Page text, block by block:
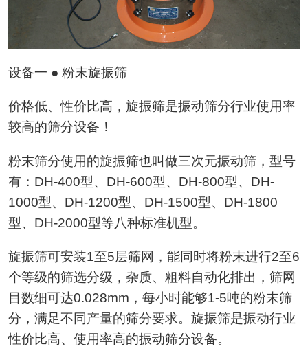
设备一 ● 粉末旋振筛
价格低、性价比高，旋振筛是振动筛分行业使用率
较高的筛分设备！
粉末筛分使用的旋振筛也叫做三次元振动筛，型号
有：DH-400型、DH-600型、DH-800型、DH-
1000型、DH-1200型、DH-1500型、DH-1800
型、DH-2000型等八种标准机型。
旋振筛可安装1至5层筛网，能同时将粉末进行2至6
个等级的筛选分级，杂质、粗料自动化排出，筛网
目数细可达0.028mm，每小时能够1-5吨的粉末筛
分，满足不同产量的筛分要求。旋振筛是振动行业
性价比高、使用率高的振动筛分设备。